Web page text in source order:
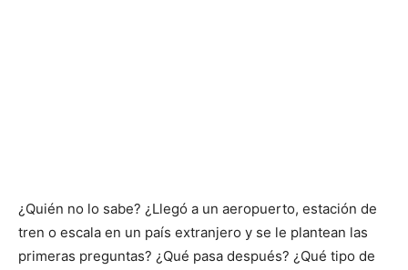
¿Quién no lo sabe? ¿Llegó a un aeropuerto, estación de
tren o escala en un país extranjero y se le plantean las
primeras preguntas? ¿Qué pasa después? ¿Qué tipo de